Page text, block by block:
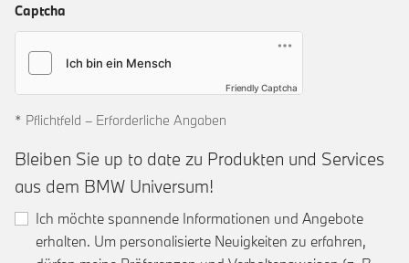
Captcha
Friendly Captcha
* Pflichtfeld – Erforderliche Angaben
Bleiben Sie up to date zu Produkten und Services
aus dem BMW Universum!
Ich möchte spannende Informationen und Angebote
erhalten. Um personalisierte Neuigkeiten zu erfahren,